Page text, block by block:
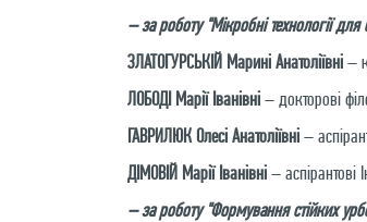
– за роботу "Мікробні технології
ЗЛАТОГУРСЬКІЙ Марині Анатоліївні–
ЛОБОДІ Марії Іванівні– докторові
ГАВРИЛЮК Олесі Анатоліївні–
ДІМОВІЙ Марії Іванівні– аспірантові
– за роботу "Формування стійких